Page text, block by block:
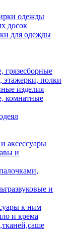
одежды
досок
для одежды
грязесборные
полки
изделия
комнатные
аксессуары
и
и
к ним
и крема